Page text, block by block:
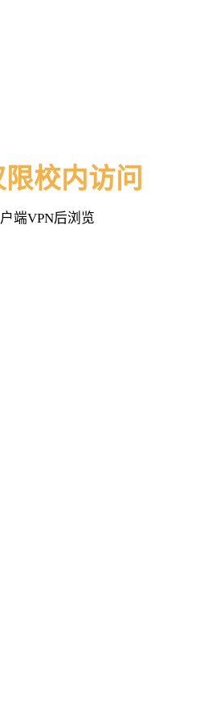
校内访问
端VPN后浏览